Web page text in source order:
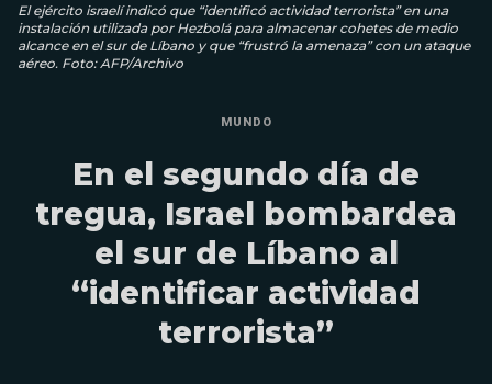
El ejército israelí indicó que “identificó actividad terrorista” en una
instalación utilizada por Hezbolá para almacenar cohetes de medio
alcance en el sur de Líbano y que “frustró la amenaza” con un ataque
aéreo. Foto: AFP/Archivo
MUNDO
En el segundo día de
tregua, Israel bombardea
el sur de Líbano al
“identificar actividad
terrorista”